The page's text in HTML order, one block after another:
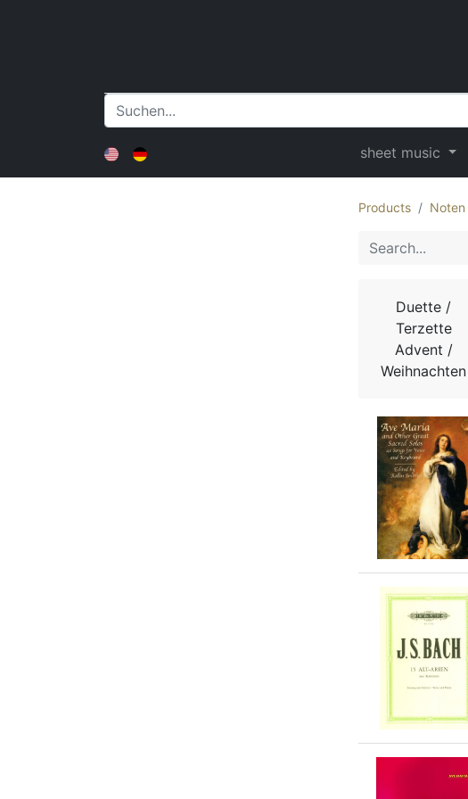
sheet music
Products Noten
Duette /
Terzette
Advent /
Weihnachten